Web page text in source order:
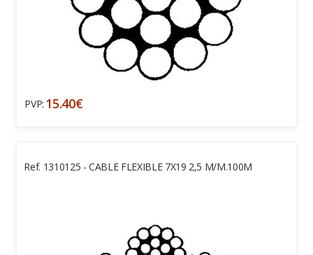
PVP: 15.40€
Ref. 1310125 - CABLE FLEXIBLE 7X19 2,5 M/M.100M